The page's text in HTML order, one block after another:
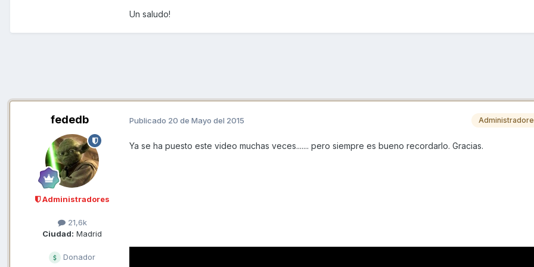
Un saludo!
fededb
Administradores
21,6k
Ciudad: Madrid
Donador
Publicado 20 de Mayo del 2015
Ya se ha puesto este video muchas veces....... pero siempre es bueno recordarlo. Gracias.